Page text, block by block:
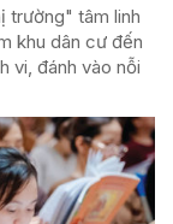
trường" tâm linh
khu dân cư đến
vi, đánh vào nỗi